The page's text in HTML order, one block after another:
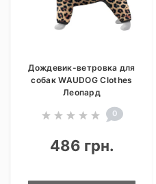
Дождевик-ветровка для
собак WAUDOG Clothes
Леопард
0
486 грн.